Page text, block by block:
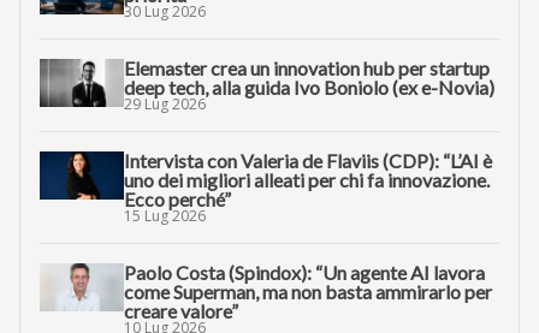
30 Lug 2026
Elemaster crea un innovation hub per startup
deep tech, alla guida Ivo Boniolo (ex e-Novia)
29 Lug 2026
Intervista con Valeria de Flaviis (CDP): “L’AI è
uno dei migliori alleati per chi fa innovazione.
Ecco perché”
15 Lug 2026
Paolo Costa (Spindox): “Un agente AI lavora
come Superman, ma non basta ammirarlo per
creare valore”
10 Lug 2026